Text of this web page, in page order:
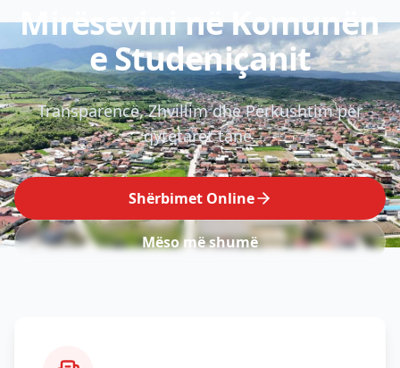
Mirësevini në Komunën
e Studeniçanit
Transparencë, Zhvillim dhe Përkushtim për
qytetarët tanë.
Shërbimet Online
Mëso më shumë